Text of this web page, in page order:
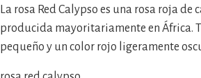
La rosa Red Calypso es una rosa roja de
producida mayoritariamente en África.
pequeño y un color rojo ligeramente